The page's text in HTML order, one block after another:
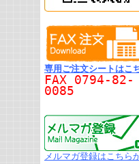
専用ご注文シートはこ
FAX 0794-82-
0085
メルマガ登録はこちら